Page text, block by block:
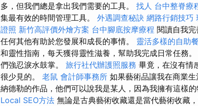
多，但我們總是拿出我們需要的工具。 找人 台中整脊療
集最有效的時間管理工具。 外遇調查秘訣 網路行銷技巧
證照 新竹高評價外燴方案 台中腳底按摩療程 閱讀自我
任何其他有助於您發展和成長的事情。 靈活多樣的自助
和靈性指南，每天獲得靈性滋養，幫助我完成日常任務
們強忍淚水鼓掌。 旅行社代辦護照服務 畢竟，在沒有情
很少見的。 老鼠 會計師事務所 如果藝術品讓我在商業
納德勒的作品，他們可以說我是某人，因為我擁有這樣的
Local SEO方法 無論是古典藝術收藏還是當代藝術收藏